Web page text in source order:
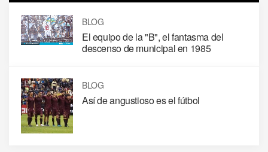
BLOG
El equipo de la "B", el fantasma del
descenso de municipal en 1985
BLOG
Así de angustioso es el fútbol